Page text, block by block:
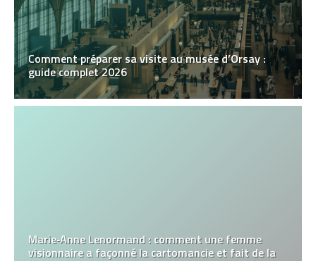
Comment préparer sa visite au musée d’Orsay :
guide complet 2026
Marie‑Anne Lenormand : comment une femme
visionnaire a façonné la cartomancie et fait de la